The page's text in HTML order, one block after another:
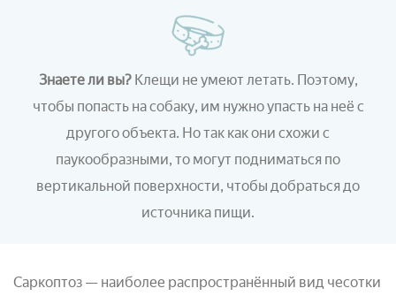
Знаете ли вы? Клещи не умеют летать. Поэтому,
чтобы попасть на собаку, им нужно упасть на неё с
другого объекта. Но так как они схожи с
паукообразными, то могут подниматься по
вертикальной поверхности, чтобы добраться до
источника пищи.
Саркоптоз — наиболее распространённый вид чесотки